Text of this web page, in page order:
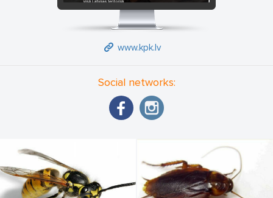
www.kpk.lv
Social networks: